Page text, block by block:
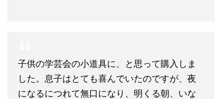
子供の学芸会の小道具に、と思って購入しま
した。息子はとても喜んでいたのですが、夜
になるにつれて無口になり、明くる朝、いな